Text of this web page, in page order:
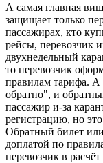
А самая главная
защищает только
пассажирах, кто
рейсы, перевозчик
двухнедельный
то перевозчик
правилам тарифа. А
обратно", и
пассажир и-за
регистрацию, но
Обратный билет или
доплатой по
перевозчик в